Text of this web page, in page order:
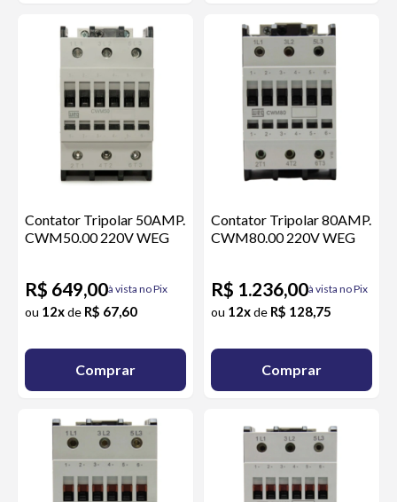
Contator Tripolar 50AMP.
CWM50.00 220V WEG
R$ 649,00à vista no Pix
ou 12xde R$ 67,60
Comprar
Contator Tripolar 80AMP.
CWM80.00 220V WEG
R$ 1.236,00à vista no Pix
ou 12xde R$ 128,75
Comprar